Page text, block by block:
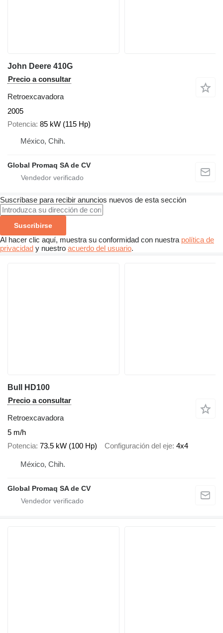
John Deere 410G
Precio a consultar
Retroexcavadora
2005
Potencia 85 kW (115 Hp)
México, Chih.
Global Promaq SA de CV
Suscríbase para recibir anuncios nuevos de esta sección
Suscribirse
Al hacer clic aquí, muestra su conformidad con nuestra política de
privacidad y nuestro acuerdo del usuario.
Bull HD100
Precio a consultar
Retroexcavadora
5 m/h
Potencia 73.5 kW (100 Hp) Configuración del eje 4x4
México, Chih.
Global Promaq SA de CV